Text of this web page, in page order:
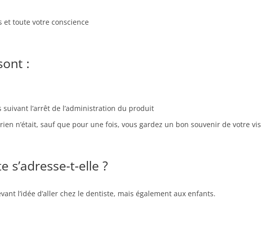
et toute votre conscience
:
l’arrêt de l’administration du produit
n’était, sauf que pour une fois, vous gardez un bon souvenir de votre
s’adresse-t-elle ?
l’idée d’aller chez le dentiste, mais également aux enfants.